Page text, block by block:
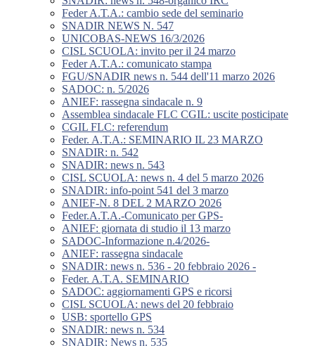
Feder A.T.A.: cambio sede del seminario
SNADIR NEWS N. 547
UNICOBAS-NEWS 16/3/2026
CISL SCUOLA: invito per il 24 marzo
Feder A.T.A.: comunicato stampa
FGU/SNADIR news n. 544 dell'11 marzo 2026
SADOC: n. 5/2026
ANIEF: rassegna sindacale n. 9
Assemblea sindacale FLC CGIL: uscite posticipate
CGIL FLC: referendum
Feder. A.T.A.: SEMINARIO IL 23 MARZO
SNADIR: n. 542
SNADIR: news n. 543
CISL SCUOLA: news n. 4 del 5 marzo 2026
SNADIR: info-point 541 del 3 marzo
ANIEF-N. 8 DEL 2 MARZO 2026
Feder.A.T.A.-Comunicato per GPS-
ANIEF: giornata di studio il 13 marzo
SADOC-Informazione n.4/2026-
ANIEF: rassegna sindacale
SNADIR: news n. 536 - 20 febbraio 2026 -
Feder. A.T.A. SEMINARIO
SADOC: aggiornamenti GPS e ricorsi
CISL SCUOLA: news del 20 febbraio
USB: sportello GPS
SNADIR: news n. 534
SNADIR: News n. 535